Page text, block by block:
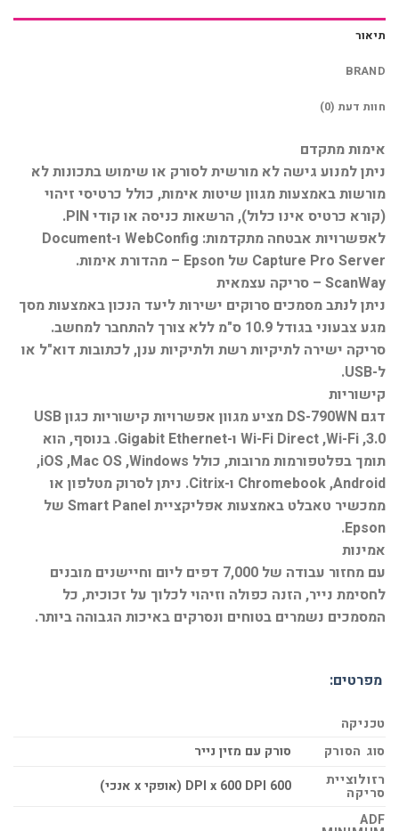
תיאור
BRAND
חוות דעת (0)
אימות מתקדם
ניתן למנוע גישה לא מורשית לסורק או שימוש בתכונות לא
מורשות באמצעות מגוון שיטות אימות, כולל כרטיסי זיהוי
(קורא כרטיס אינו כלול), הרשאות כניסה או קודי PIN.
לאפשרויות אבטחה מתקדמות: WebConfig ו-Document
Capture Pro Server של Epson – מהדורת אימות.
ScanWay – סריקה עצמאית
ניתן לנתב מסמכים סרוקים ישירות ליעד הנכון באמצעות מסך
מגע צבעוני בגודל 10.9 ס"מ ללא צורך להתחבר למחשב.
סריקה ישירה לתיקיות רשת ולתיקיות ענן, לכתובות דוא"ל או
ל-USB.
קישוריות
דגם DS-790WN מציע מגוון אפשרויות קישוריות כגון USB
3.0,‏ Wi-Fi,‏ Wi-Fi Direct ו-Gigabit Ethernet. בנוסף, הוא
תומך בפלטפורמות מרובות, כולל Windows,‏ Mac OS,‏ iOS,‏
Android,‏ Chromebook ו-Citrix. ניתן לסרוק מטלפון או
ממכשיר טאבלט באמצעות אפליקציית Smart Panel של
Epson.
אמינות
עם מחזור עבודה של 7,000 דפים ליום וחיישנים מובנים
לחסימת נייר, הזנה כפולה וזיהוי לכלוך על זכוכית, כל
המסמכים נשמרים בטוחים ונסרקים באיכות הגבוהה ביותר.
מפרטים:
טכניקה
סוג הסורק
סורק עם מזין נייר
רזולוציית
סריקה
600 DPI x 600 DPI (אופקי x אנכי)
ADF